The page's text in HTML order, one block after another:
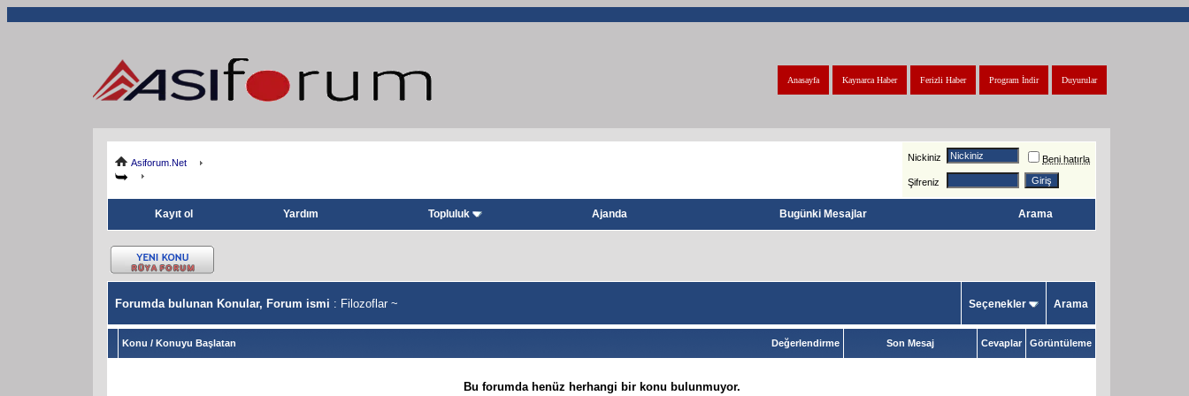
Duyurular
Program İndir
Ferizli Haber
Kaynarca Haber
Anasayfa
Asiforum.Net Nickiniz Beni hatırla
Şifreniz
Kayıt ol Yardım Topluluk Ajanda Bugünki Mesajlar Arama
Forumda bulunan Konular, Forum ismi : Filozoflar ~ Seçenekler Arama
Değerlendirme
Konu / Konuyu Başlatan Son Mesaj Cevaplar Görüntüleme
Bu forumda henüz herhangi bir konu bulunmuyor.